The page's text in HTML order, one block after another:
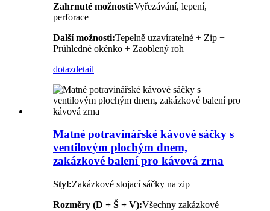
Zahrnuté možnosti:Vyřezávání, lepení,
perforace
Další možnosti:Tepelně uzavíratelné + Zip +
Průhledné okénko + Zaoblený roh
dotazdetail
Matné potravinářské kávové sáčky s
ventilovým plochým dnem,
zakázkové balení pro kávová zrna
Styl:Zakázkové stojací sáčky na zip
Rozměry (D + Š + V):Všechny zakázkové